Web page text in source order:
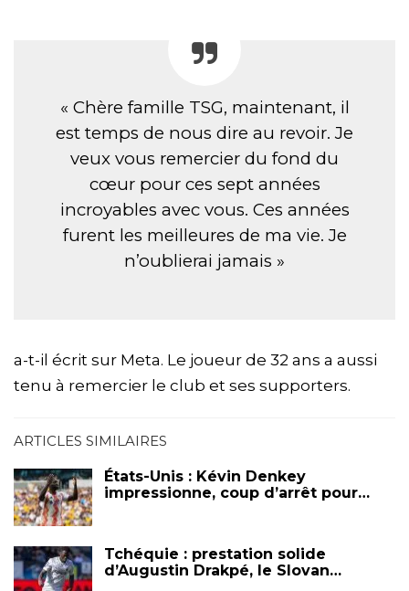
« Chère famille TSG, maintenant, il
est temps de nous dire au revoir. Je
veux vous remercier du fond du
cœur pour ces sept années
incroyables avec vous. Ces années
furent les meilleures de ma vie. Je
n’oublierai jamais »
a-t-il écrit sur Meta. Le joueur de 32 ans a aussi
tenu à remercier le club et ses supporters.
ARTICLES SIMILAIRES
États-Unis : Kévin Denkey
impressionne, coup d’arrêt pour…
Tchéquie : prestation solide
d’Augustin Drakpé, le Slovan…